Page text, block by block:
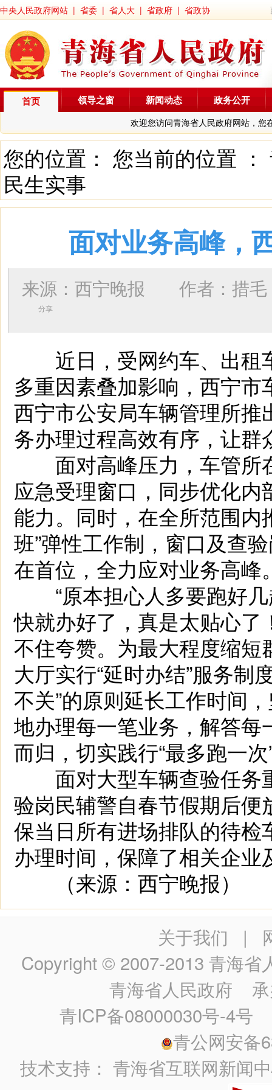
中央人民政府网站 | 省委 | 省人大 | 省政府 | 省政协
首页
欢迎您访问青海省人民政府网站，您
领导之窗 新闻动态 政务公开
您的位置： 您当前的位置 ：
民生实事
面对业务高峰，
来源：西宁晚报 作者： 措毛
分享
近日，受网约车、出租
多重因素叠加影响，西宁
西宁市公安局车辆管理所
务办理过程高效有序，让
面对高峰压力，车管所
应急受理窗口，同步优化
能力。同时，在全所范围内
班”弹性工作制，窗口及查
在首位，全力应对业务高峰
“原本担心人多要跑好几
快就办好了，真是太贴心了
不住夸赞。为最大程度缩
大厅实行“延时办结”服务制
不关”的原则延长工作时间
地办理每一笔业务，解答
而归，切实践行“最多跑一
面对大型车辆查验任务
验岗民辅警自春节假期后便
保当日所有进场排队的待
办理时间，保障了相关企
（来源：西宁晚报）
关于我们 |
Copyright © 2007-2013 青海省
青海省人民政府 承
青ICP备08000030号-4号
青公网安备
技术支持：青海省互联网新闻